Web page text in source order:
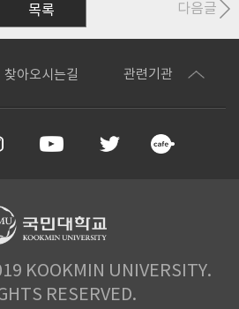
목록 다음글
찾아오시는길 관련기관
KOOKMIN UNIVERSITY.
RESERVED.